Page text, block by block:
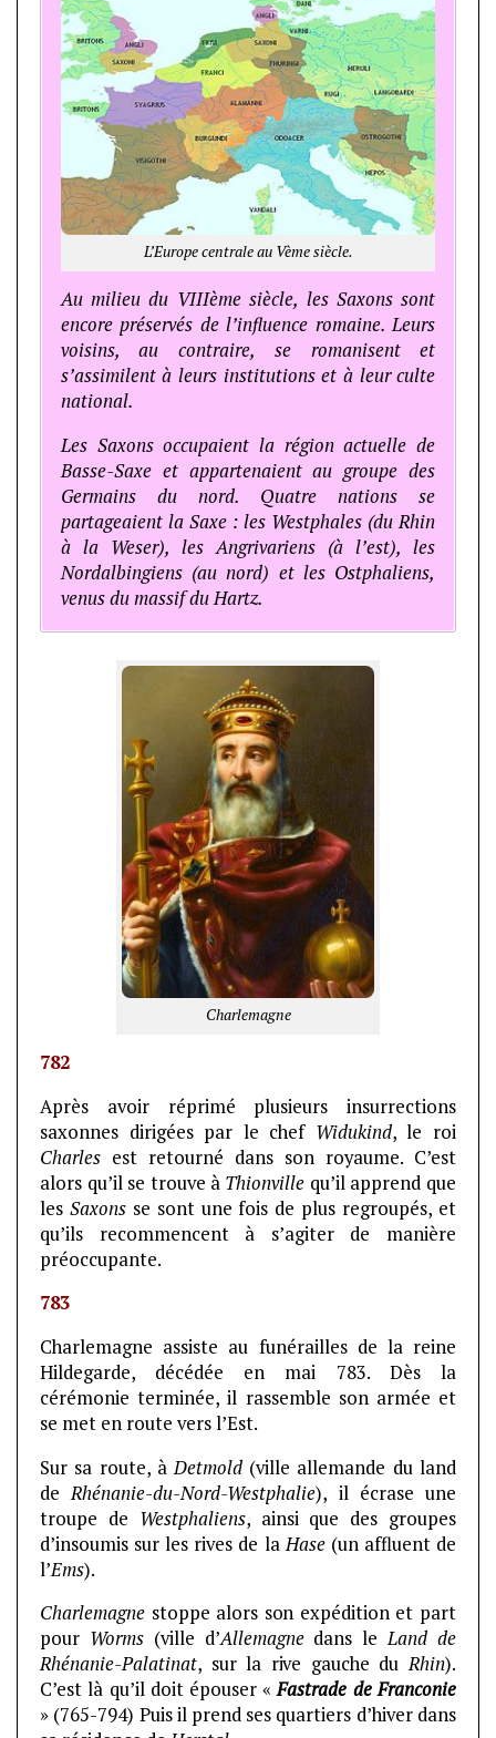
L’Europe centrale au Vème siècle.
Au milieu du VIIIème siècle, les Saxons sont
encore préservés de l’influence romaine. Leurs
voisins, au contraire, se romanisent et
s’assimilent à leurs institutions et à leur culte
national.
Les Saxons occupaient la région actuelle de
Basse-Saxe et appartenaient au groupe des
Germains du nord. Quatre nations se
partageaient la Saxe : les Westphales (du Rhin
à la Weser), les Angrivariens (à l’est), les
Nordalbingiens (au nord) et les Ostphaliens,
venus du massif du Hartz.
Charlemagne
782
Après avoir réprimé plusieurs insurrections
saxonnes dirigées par le chef Widukind, le roi
Charles est retourné dans son royaume. C’est
alors qu’il se trouve à Thionville qu’il apprend que
les Saxonsse sont une fois de plus regroupés, et
qu’ils recommencent à s’agiter de manière
préoccupante.
783
Charlemagne assiste au funérailles de la reine
Hildegarde, décédée en mai 783. Dès la
cérémonie terminée, il rassemble son armée et
se met en route vers l’Est.
Sur sa route, àDetmold (ville allemande du land
deRhénanie-du-Nord-Westphalie), il écrase une
troupe de Westphaliens, ainsi que des groupes
d’insoumis sur les rives de laHase(un affluent de
l’Ems).
Charlemagne stoppe alors son expédition et part
pour Worms(ville d’Allemagnedans leLand de
Rhénanie-Palatinat, sur la rive gauche duRhin).
C’est là qu’il doit épouser «Fastrade de Franconie
» (765-794) Puis il prend ses quartiers d’hiver dans